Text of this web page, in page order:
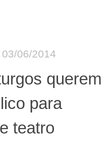
03/06/2014
querem
para
teatro